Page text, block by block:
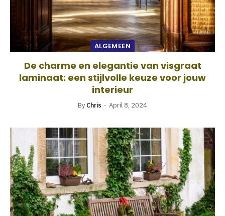
ALGEMEEN
De charme en elegantie van visgraat
laminaat: een stijlvolle keuze voor jouw
interieur
By Chris April 8, 2024